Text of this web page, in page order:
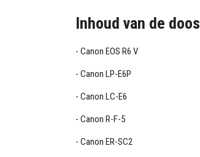
Inhoud van de doos
Canon EOS R6 V
Canon LP-E6P
Canon LC-E6
Canon R-F-5
Canon ER-SC2